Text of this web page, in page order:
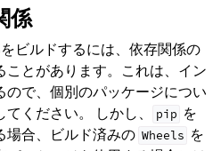
係
ビルドするには、依存関係の
ことがあります。これは、イン
ので、個別のパッケージについ
ください。 しかし、
pip を
場合、ビルド済みの Wheels を